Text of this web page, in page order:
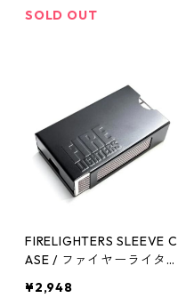
SOLD OUT
FIRELIGHTERS SLEEVE C
ASE / ファイヤーライター
LACK
¥2,948